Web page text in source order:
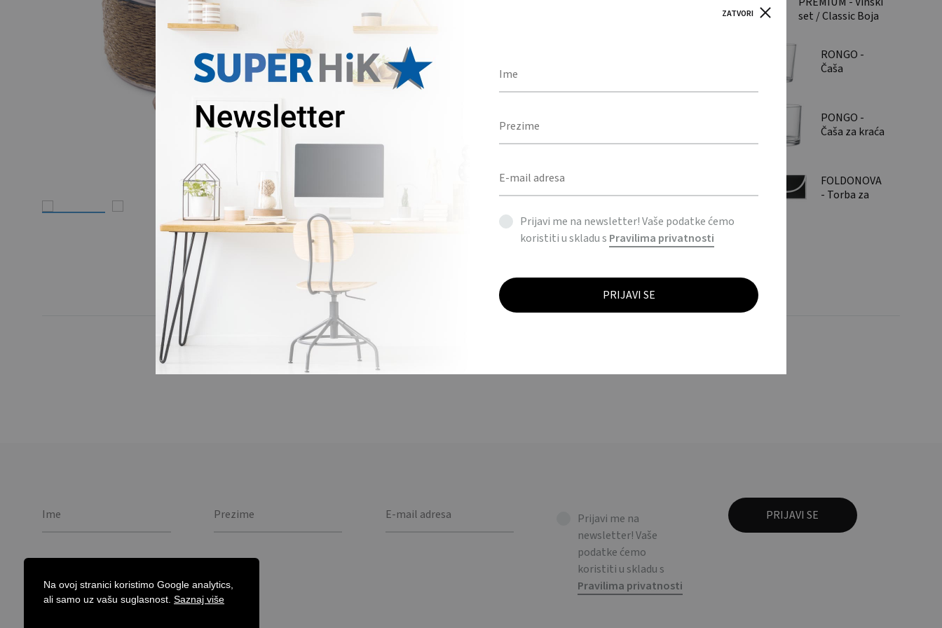
Na ovoj stranici koristimo Google analytics,
ali samo uz vašu suglasnost. Saznaj više
BOJA
DODAJ U UPIT
set / Classic Boja
RONGO -
Čaša
ml / Conic
glass 300ml
PONGO -
Čaša za kraća
glass 300ml
FOLDONOVA
- Torba za
DODATNE INFORMACIJE
Mirisna svijeća u ukrasnoj Limeta zelenanoj kutiji. / Fragranced candle in decorative tin box.
Prijavi me na
newsletter! Vaše
podatke ćemo
koristiti u skladu s
Pravilima privatnosti
ZATVORI
Prijavi me na newsletter! Vaše podatke ćemo
koristiti u skladu s Pravilima privatnosti